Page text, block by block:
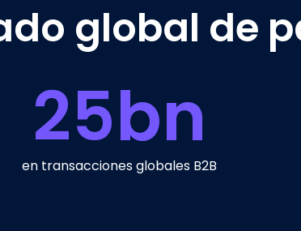
global de
25bn
en transacciones globales B2B